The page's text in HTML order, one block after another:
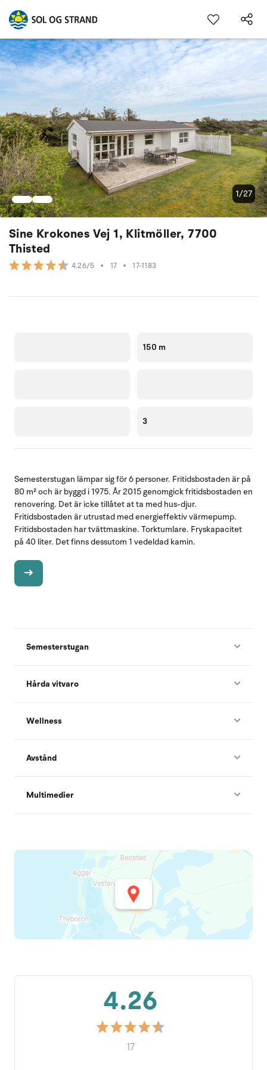
Sine Krokones Vej 1, Klitmöller, 7700
Thisted
4.26/5 • 17 • 17-1183
1/27
150 m
3
Semesterstugan lämpar sig för 6 personer. Fritidsbostaden är på
80 m² och är byggd i 1975. År 2015 genomgick fritidsbostaden en
renovering. Det är icke tillåtet at ta med hus-djur.
Fritidsbostaden är utrustad med energieffektiv värmepump.
Fritidsbostaden har tvättmaskine. Torktumlare. Fryskapacitet
på 40 liter. Det finns dessutom 1 vedeldad kamin.
Semesterstugan
Hårda vitvaro
Wellness
Avstånd
Multimedier
4.26
17